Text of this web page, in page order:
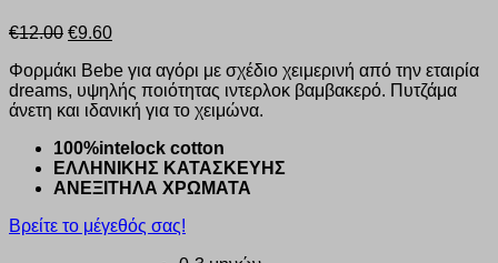
€12.00 Original
was:
€12.00.
€9.60Η
τιμή
είναι:
€9.60.
Φορμάκι Bebe για αγόρι με σχέδιο χειμερινή από την εταιρία
dreams, υψηλής ποιότητας ιντερλοκ βαμβακερό. Πυτζάμα
άνετη και ιδανική για το χειμώνα.
100%intelock cotton
ΕΛΛΗΝΙΚΗΣ ΚΑΤΑΣΚΕΥΗΣ
ΑΝΕΞΙΤΗΛΑ ΧΡΩΜΑΤΑ
Βρείτε το μέγεθός σας!